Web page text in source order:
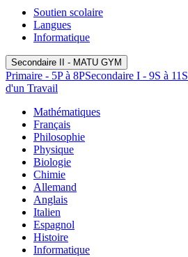
Soutien scolaire
Langues
Informatique
Secondaire II - MATU GYM
Primaire - 5P à 8PSecondaire I - 9S à 11S
d'un Travail
Mathématiques
Français
Philosophie
Physique
Biologie
Chimie
Allemand
Anglais
Italien
Espagnol
Histoire
Informatique